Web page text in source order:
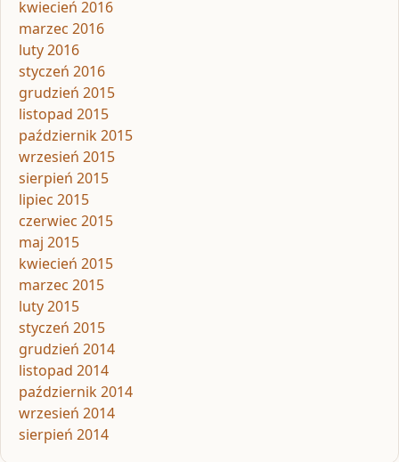
kwiecień 2016
marzec 2016
luty 2016
styczeń 2016
grudzień 2015
listopad 2015
październik 2015
wrzesień 2015
sierpień 2015
lipiec 2015
czerwiec 2015
maj 2015
kwiecień 2015
marzec 2015
luty 2015
styczeń 2015
grudzień 2014
listopad 2014
październik 2014
wrzesień 2014
sierpień 2014